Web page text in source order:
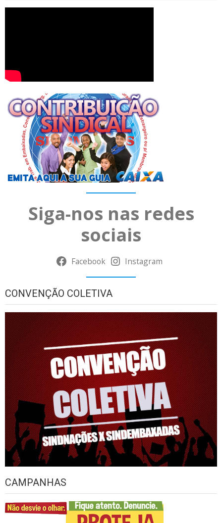
Siga-nos nas redes
sociais
Facebook Instagram
CONVENÇÃO COLETIVA
CAMPANHAS